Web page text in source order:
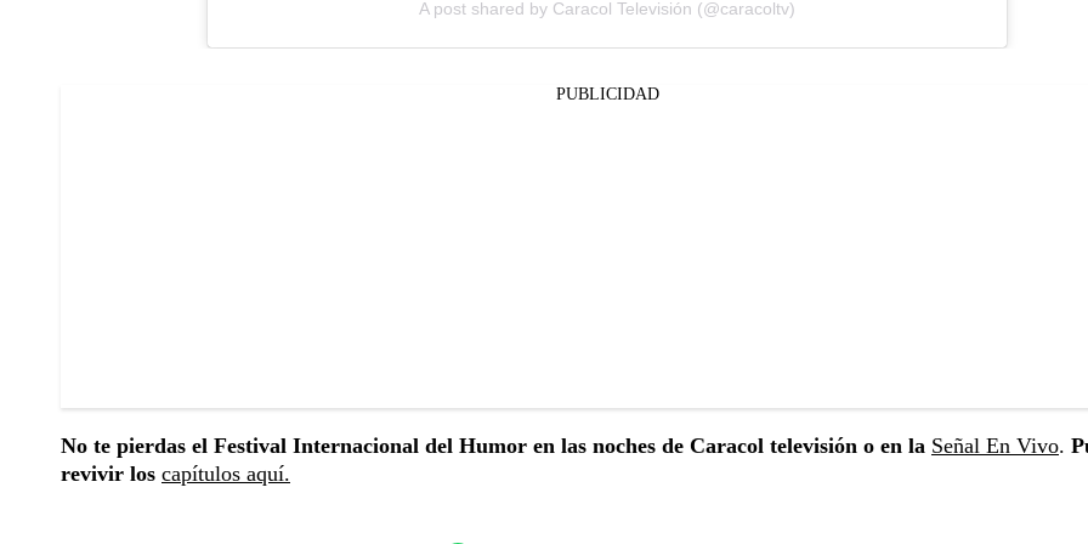
A post shared by Caracol Televisión (@caracoltv)
PUBLICIDAD
No te pierdas el Festival Internacional del Humor en las noches de Caracol televisión o en la Señal En Vivo.
revivir los capítulos aquí.